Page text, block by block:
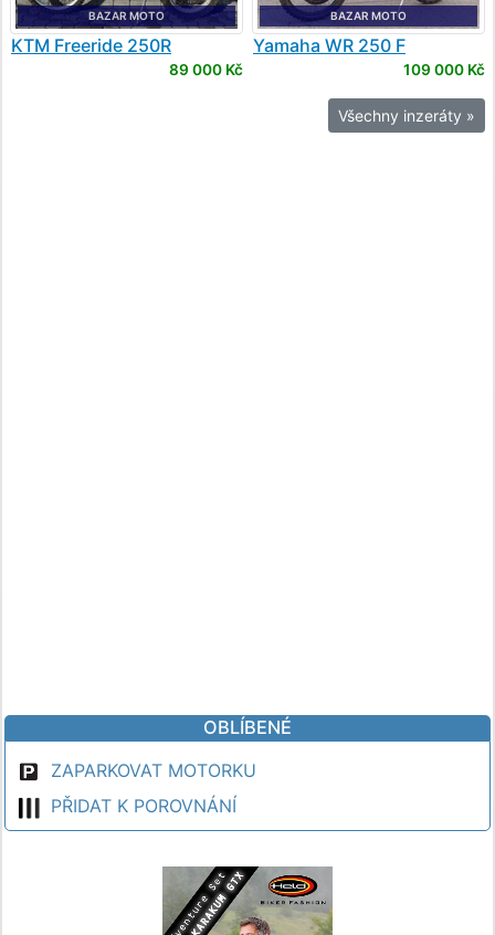
BAZAR MOTO
KTM Freeride 250R
89 000 Kč
BAZAR MOTO
Yamaha WR 250 F
109 000 Kč
Všechny inzeráty »
OBLÍBENÉ
ZAPARKOVAT MOTORKU
PŘIDAT K POROVNÁNÍ